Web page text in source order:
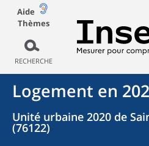
Aide
Thèmes
RECHERCHE
Logement en
Unité urbaine 2020 de
(76122)